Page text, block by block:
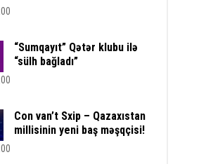
“Sumqayıt” Qətər klubu ilə
“sülh bağladı”
Con van’t Sxip – Qazaxıstan
millisinin yeni baş məşqçisi!